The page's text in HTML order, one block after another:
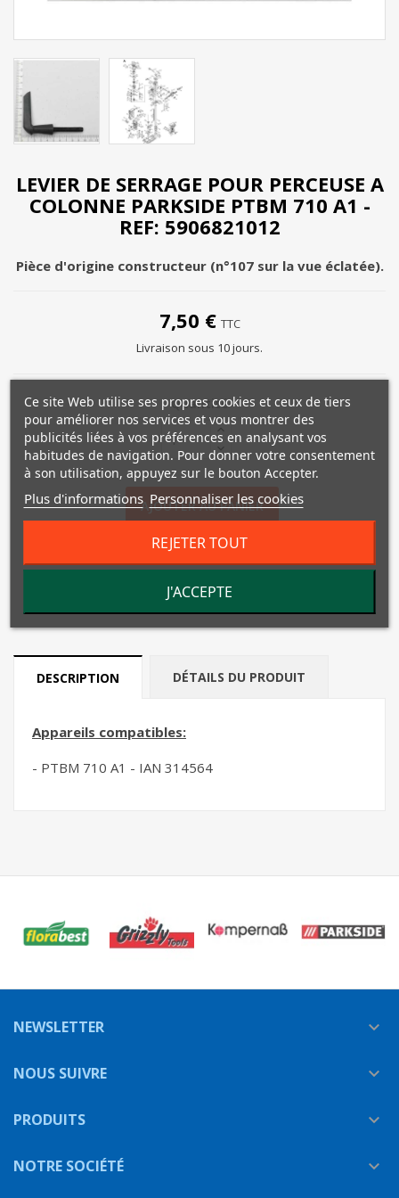
LEVIER DE SERRAGE POUR PERCEUSE A
COLONNE PARKSIDE PTBM 710 A1 -
REF: 5906821012
Pièce d'origine constructeur (n°107 sur la vue éclatée).
7,50 € TTC
Livraison sous 10 jours.
Quantité
AJOUTER AU PANIER
Ajouter à ma liste d'envies
En cours de réapprovisionnement
DESCRIPTION DÉTAILS DU PRODUIT
Appareils compatibles:
- PTBM 710 A1 - IAN 314564
NEWSLETTER 
NOUS SUIVRE 
PRODUITS 
NOTRE SOCIÉTÉ 
Ce site Web utilise ses propres cookies et ceux de tiers
pour améliorer nos services et vous montrer des
publicités liées à vos préférences en analysant vos
habitudes de navigation. Pour donner votre consentement
à son utilisation, appuyez sur le bouton Accepter.
Plus d'informations Personnaliser les cookies
REJETER TOUT
J'ACCEPTE